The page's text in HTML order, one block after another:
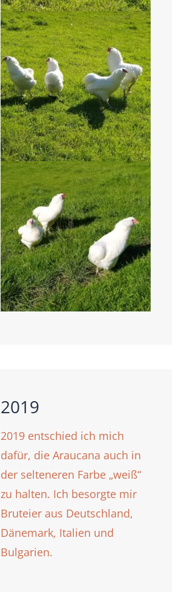
2019
2019 entschied ich mich
dafür, die Araucana auch in
der selteneren Farbe „weiß“
zu halten. Ich besorgte mir
Bruteier aus Deutschland,
Dänemark, Italien und
Bulgarien.